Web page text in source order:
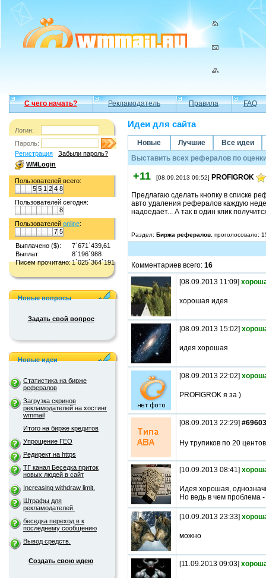
С чего начать? Рекламодатель Правила FAQ
Логин:
Пароль:
Регистрация
Забыли пароль?
WMLogin
Пользователей всего:
5 5 1 2 4 8
Пользователей сегодня:
8
Пользователей online:
7 5
Выплачено ($):
7`671`439,61
Выплат:
8`196`988
Писем прочитано:1`025`364`191
Новые вопросы
Задать свой вопрос
Новые идеи
Статистика на бирже
рефералов
Загрузка скринов
рекламодателей на хостинг
wmmail
Итого на бирже кредитов
Упрощение ГЕО
Редирект на https
ТГ канал Беседка приток
новых людей в сайт
Increasing withdraw limit.
Штрафы для
рекламодателей.
беседка переход в к
последнему сообщению
Вывод средств.
Создать свою идею
Идеи для сайта
Новые Лучшие
Все идеи
Выставить всех рефералов по
+11 [08.09.2013 09:52] PROFIGROK
Предлагаю сделать кнопку в списке
авто удаления рефералов каждую
надоедает... А так в один клик
Раздел: Биржа рефералов , проголосовало:
Комментариев всего: 16
[08.09.2013 11:09]
хорошая идея
[08.09.2013 15:02]
идея хорошая
[08.09.2013 22:02]
PROFIGROK я за )
[08.09.2013 22:29]
Ну трупиков по 20
[10.09.2013 08:41]
Идея хорошая,
Но ведь в чем проблема
[10.09.2013 23:33]
можно
[11.09.2013 09:03]